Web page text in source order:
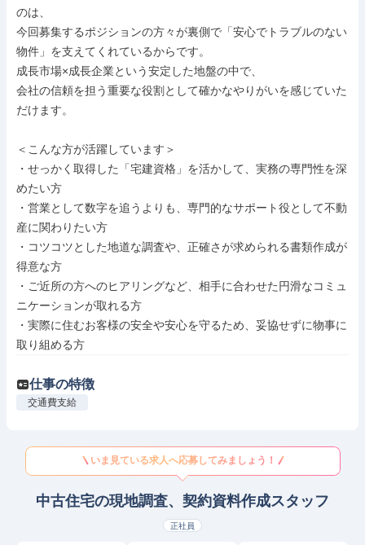
のは、
今回募集するポジションの方々が裏側で「安心でトラブルのない
物件」を支えてくれているからです。
成長市場×成長企業という安定した地盤の中で、
会社の信頼を担う重要な役割として確かなやりがいを感じていた
だけます。
＜こんな方が活躍しています＞
・せっかく取得した「宅建資格」を活かして、実務の専門性を深
めたい方
・営業として数字を追うよりも、専門的なサポート役として不動
産に関わりたい方
・コツコツとした地道な調査や、正確さが求められる書類作成が
得意な方
・ご近所の方へのヒアリングなど、相手に合わせた円滑なコミュ
ニケーションが取れる方
・実際に住むお客様の安全や安心を守るため、妥協せずに物事に
取り組める方
仕事の特徴
交通費支給
いま見ている求人へ応募してみましょう！
中古住宅の現地調査、契約資料作成スタッフ
正社員